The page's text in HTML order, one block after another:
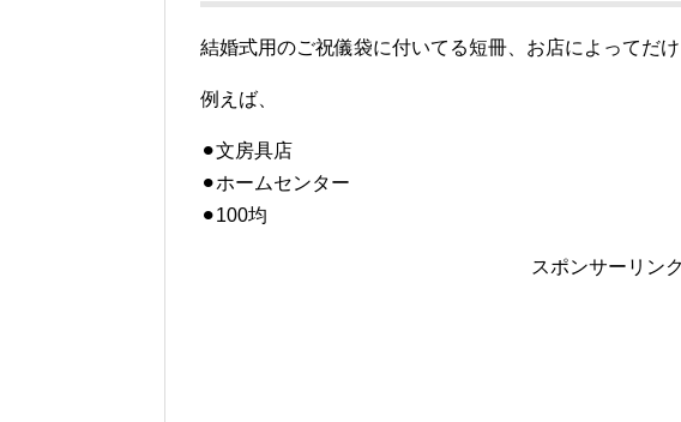
結婚式用のご祝儀袋に付いてる短冊、お店によってだけ
例えば、
⚫︎文房具店
⚫︎ホームセンター
⚫︎100均
スポンサーリンク